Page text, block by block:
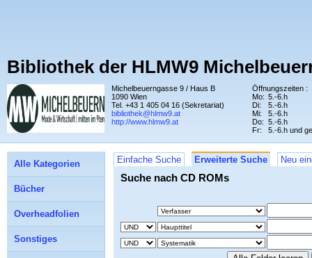
Bibliothek der HLMW9
Michelbeuerngasse 9 / Haus B
1090 Wien
Tel. +43 1 405 04 16 (Sekretariat)
bibliothek@hlmw9.at
http://www.hlmw9.at
Öffnungszeiten :
Mo: 5.-6.h
Di:
5.-6.h
Mi:
5.-6.h
Do: 5.-6.h
Fr:
5.-6.h und
Einfache Suche Erweiterte Suche Neu
Suche nach CD ROMs
Alle Kategorien
Bücher
Overheadfolien
Sonstiges